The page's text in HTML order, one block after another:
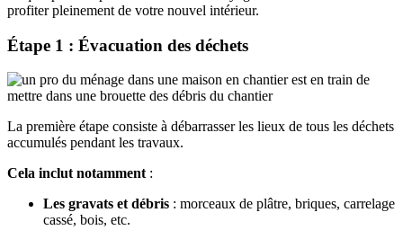
profiter pleinement de votre nouvel intérieur.
Étape 1 : Évacuation des déchets
La première étape consiste à débarrasser les lieux de tous les déchets
accumulés pendant les travaux.
Cela inclut notamment :
Les gravats et débris : morceaux de plâtre, briques, carrelage
cassé, bois, etc.